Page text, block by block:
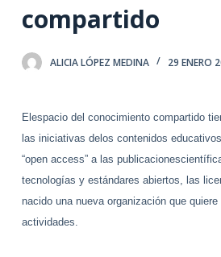
o
n
d
o
compartido
ALICIA LÓPEZ MEDINA 29 ENERO
Elespacio del conocimiento compartido
las iniciativas delos contenidos
“open access” a las
tecnologías y estándares abiertos, las
nacido una nueva organización que
actividades.